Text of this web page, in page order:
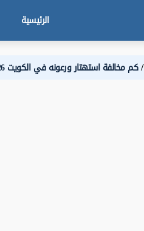
الرئيسية
كم مخالفة استهتار ورعونه في الكويت 2026